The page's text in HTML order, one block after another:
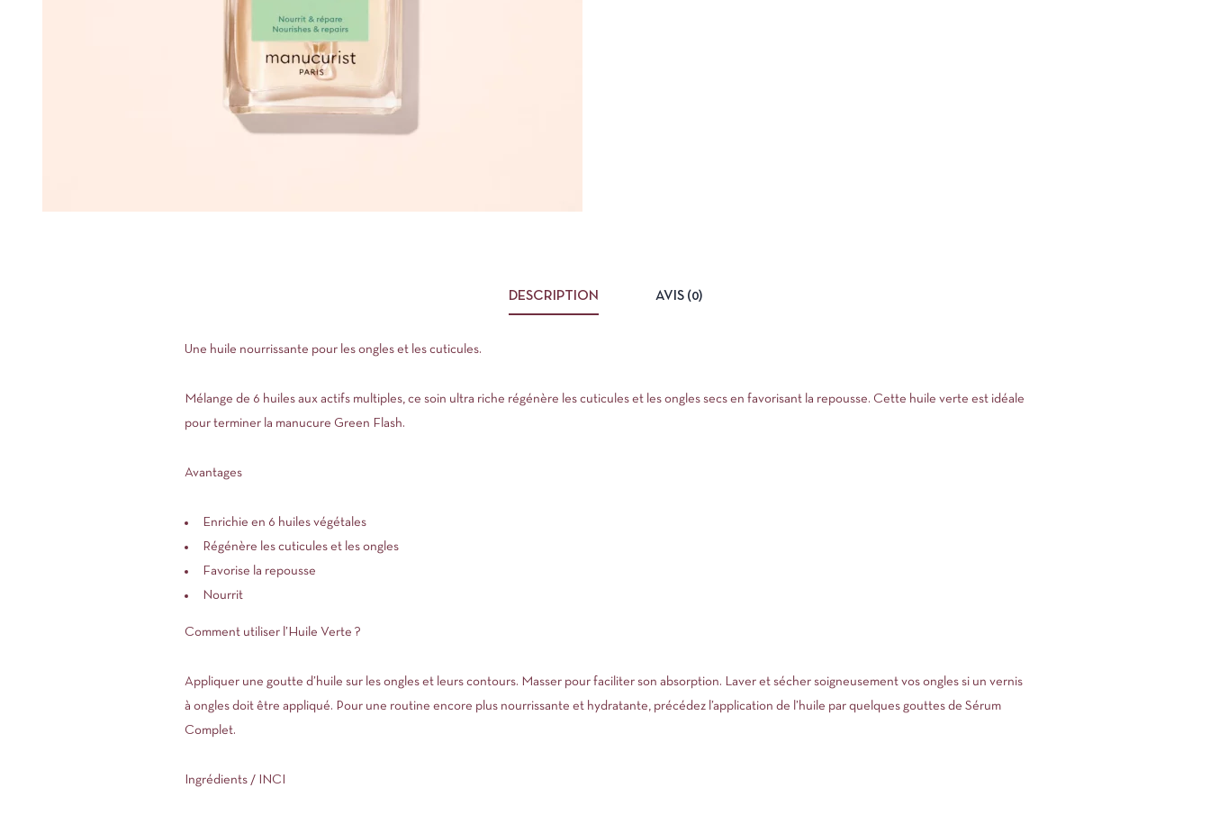
DESCRIPTION AVIS (0)
Une huile nourrissante pour les ongles et les cuticules.
Mélange de 6 huiles aux actifs multiples, ce soin ultra riche régénère les cuticules et les ongles secs en favorisant la repousse. Cette huile verte est idéale
pour terminer la manucure Green Flash.
Avantages
Enrichie en 6 huiles végétales
Régénère les cuticules et les ongles
Favorise la repousse
Nourrit
Comment utiliser l’Huile Verte ?
Appliquer une goutte d’huile sur les ongles et leurs contours. Masser pour faciliter son absorption. Laver et sécher soigneusement vos ongles si un vernis
à ongles doit être appliqué. Pour une routine encore plus nourrissante et hydratante, précédez l’application de l’huile par quelques gouttes de Sérum
Complet.
Ingrédients / INCI